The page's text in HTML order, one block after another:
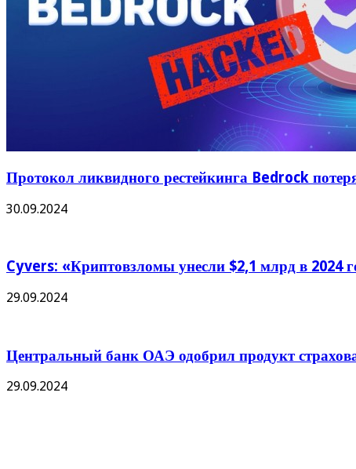
Протокол ликвидного рестейкинга Bedrock
30.09.2024
Cyvers: «Криптовзломы унесли $2,1 млрд в 2024
29.09.2024
Центральный банк ОАЭ одобрил продукт
29.09.2024